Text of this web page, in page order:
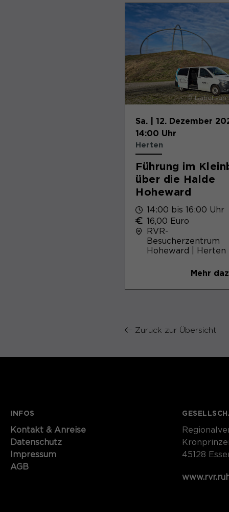
© Isabel van
Sa. | 12. Dezember
14:00 Uhr
Herten
Führung im
über die Halde
Hoheward
14:00 bis 16:00 Uhr
16,00 Euro
RVR-
Besucherzentrum
Hoheward | Herten
Mehr
Zurück zur Übersicht
INFOS
Kontakt​​​​​ & Anreise
Datenschutz
Impressum
AGB
45128